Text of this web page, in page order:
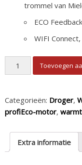
trommel van
ECO
WIFI
Miele TEH 795 WP
Toevoegen
Categorieën: Droger,
profiEco-motor,
Extra informatie